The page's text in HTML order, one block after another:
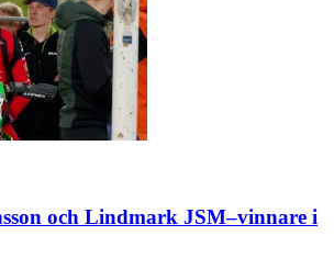
och Lindmark JSM–vinnare i